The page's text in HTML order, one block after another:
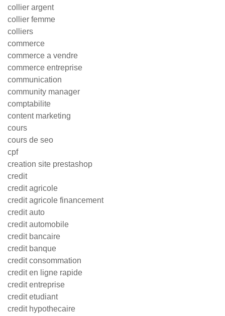
collier argent
collier femme
colliers
commerce
commerce a vendre
commerce entreprise
communication
community manager
comptabilite
content marketing
cours
cours de seo
cpf
creation site prestashop
credit
credit agricole
credit agricole financement
credit auto
credit automobile
credit bancaire
credit banque
credit consommation
credit en ligne rapide
credit entreprise
credit etudiant
credit hypothecaire